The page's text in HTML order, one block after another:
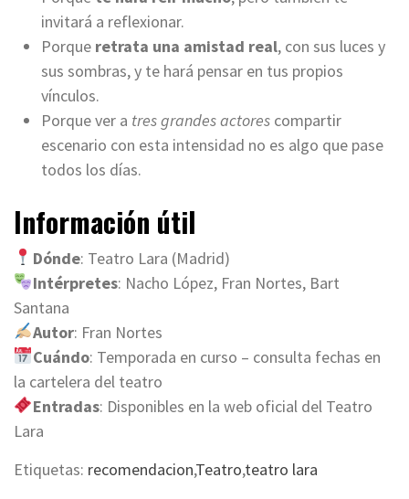
invitará a reflexionar.
Porque retrata una amistad real, con sus luces y
sus sombras, y te hará pensar en tus propios
vínculos.
Porque ver a tres grandes actores compartir
escenario con esta intensidad no es algo que pase
todos los días.
Información útil
Dónde: Teatro Lara (Madrid)
Intérpretes: Nacho López, Fran Nortes, Bart
Santana
Autor: Fran Nortes
Cuándo: Temporada en curso – consulta fechas en
la cartelera del teatro
Entradas: Disponibles en la web oficial del Teatro
Lara
Etiquetas: recomendacion,Teatro,teatro lara